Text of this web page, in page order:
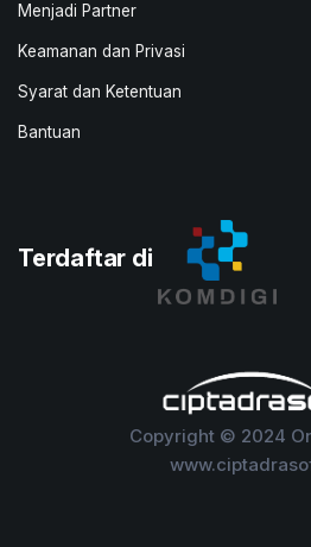
Menjadi Partner
Keamanan dan Privasi
Syarat dan Ketentuan
Bantuan
Terdaftar di
Copyright © 2024